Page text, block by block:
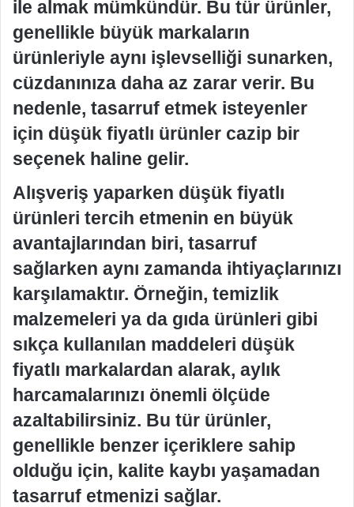
ile almak mümkündür. Bu tür ürünler,
genellikle büyük markaların
ürünleriyle aynı işlevselliği sunarken,
cüzdanınıza daha az zarar verir. Bu
nedenle, tasarruf etmek isteyenler
için düşük fiyatlı ürünler cazip bir
seçenek haline gelir.
Alışveriş yaparken düşük fiyatlı
ürünleri tercih etmenin en büyük
avantajlarından biri, tasarruf
sağlarken aynı zamanda ihtiyaçlarınızı
karşılamaktır. Örneğin, temizlik
malzemeleri ya da gıda ürünleri gibi
sıkça kullanılan maddeleri düşük
fiyatlı markalardan alarak, aylık
harcamalarınızı önemli ölçüde
azaltabilirsiniz. Bu tür ürünler,
genellikle benzer içeriklere sahip
olduğu için, kalite kaybı yaşamadan
tasarruf etmenizi sağlar.